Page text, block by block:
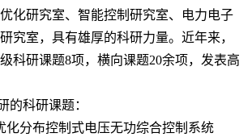
化研究室、智能控制研究室、电力电子
究室，具有雄厚的科研力量。近年来，
科研课题8项，横向课题20余项，发表高
的科研课题：
化分布控制式电压无功综合控制系统